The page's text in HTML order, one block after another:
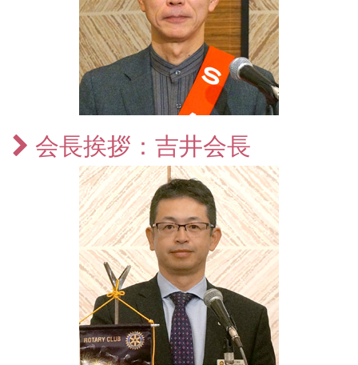
会長挨拶：吉井会長